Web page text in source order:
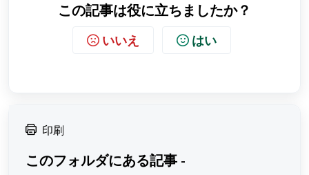
この記事は役に立ちましたか？
いいえ はい
印刷
このフォルダにある記事 -